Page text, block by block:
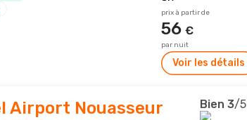
prix à partir de
56 €
par nuit
Voir les détails
Airport Nouasseur Bien 3/5